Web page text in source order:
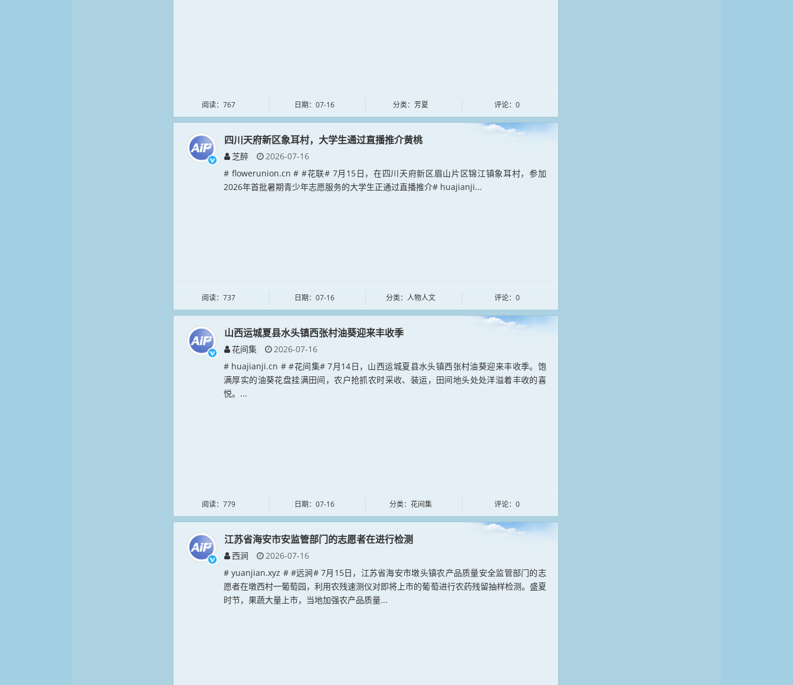
阅读：767 日期：07-16 分类：芳夏 评论：0
四川天府新区象耳村，大学生通过直播推介黄桃
芝醉
2026-07-16
# flowerunion.cn # #花联# 7月15日，在四川天府新区眉山片区锦江镇象耳村，参加
2026年首批暑期青少年志愿服务的大学生正通过直播推介# huajianji...
阅读：737 日期：07-16 分类：人物人文 评论：0
山西运城夏县水头镇西张村油葵迎来丰收季
花间集
2026-07-16
# huajianji.cn # #花间集# 7月14日，山西运城夏县水头镇西张村油葵迎来丰收季。饱
满厚实的油葵花盘挂满田间，农户抢抓农时采收、装运，田间地头处处洋溢着丰收的喜
悦。...
阅读：779 日期：07-16 分类：花间集 评论：0
江苏省海安市安监管部门的志愿者在进行检测
西涧
2026-07-16
# yuanjian.xyz # #远涧# 7月15日，江苏省海安市墩头镇农产品质量安全监管部门的志
愿者在墩西村一葡萄园，利用农残速测仪对即将上市的葡萄进行农药残留抽样检测。盛夏
时节，果蔬大量上市，当地加强农产品质量...